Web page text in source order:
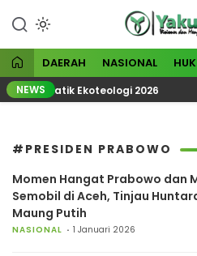
konten
Visioner dan
DAERAH NASIONAL
NEWS
Tematik Ekoteologi 2026
#PRESIDEN PRABOWO
Momen Hangat Prabowo dan
Semobil di Aceh, Tinjau
Maung Putih
NASIONAL 1 Januari 2026